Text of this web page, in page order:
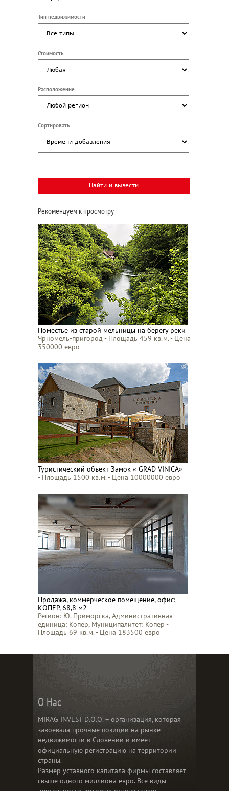
Тип недвижимости
Стоимость
Расположение
Сортировать
Рекомендуем к просмотру
Поместье из старой мельницы на берегу реки
Чрномель-пригород - Площадь 459 кв.м. - Цена
350000 евро
Туристический объект Замок « GRAD VINICA»
- Площадь 1500 кв.м. - Цена 10000000 евро
Продажа, коммерческое помещение, офис:
КОПЕР, 68,8 м2
Регион: Ю. Приморска, Административная
единица: Копер, Муниципалитет: Копер -
Площадь 69 кв.м. - Цена 183500 евро
О Нас
MIRAG INVEST D.O.O. – организация, которая
завоевала прочные позиции на рынке
недвижимости в Словении и имеет
официальную регистрацию на территории
страны.
Размер уставного капитала фирмы составляет
свыше одного миллиона евро. Все виды